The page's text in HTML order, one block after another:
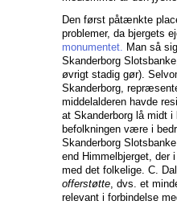
Den først påtænkte
problemer, da bjergets
monumentet. Man så
Skanderborg
øvrigt stadig gør).
Skanderborg,
middelalderen havde
at Skanderborg lå midt
befolkningen være i
Skanderborg
end Himmelbjerget, der
med det folkelige. C.
offerstøtte, dvs. et
relevant i forbindelse